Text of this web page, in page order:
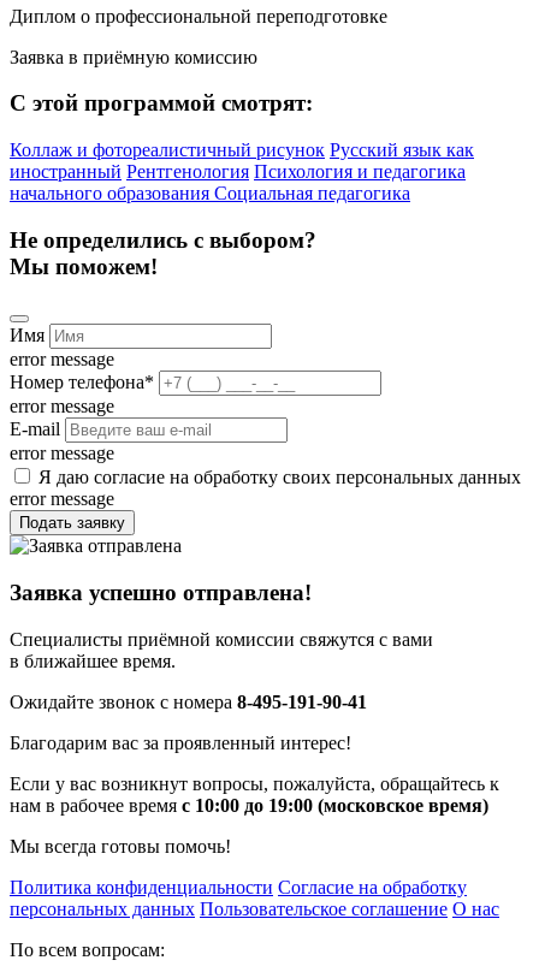
Диплом о профессиональной переподготовке
Заявка в приёмную комиссию
С этой программой смотрят:
Коллаж и фотореалистичный рисунок Русский язык как
иностранный Рентгенология Психология и педагогика
начального образования Социальная педагогика
Не определились с выбором?
Мы поможем!
Имя
error message
Номер телефона*
error message
E-mail
error message
Я даю согласие на обработку своих персональных данных
error message
Подать заявку
Заявка успешно отправлена!
Специалисты приёмной комиссии свяжутся с вами
в ближайшее время.
Ожидайте звонок с номера 8-495-191-90-41
Благодарим вас за проявленный интерес!
Если у вас возникнут вопросы, пожалуйста, обращайтесь к
нам в рабочее время с 10:00 до 19:00 (московское время)
Мы всегда готовы помочь!
Политика конфиденциальности Согласие на обработку
персональных данных Пользовательское соглашение О нас
По всем вопросам: